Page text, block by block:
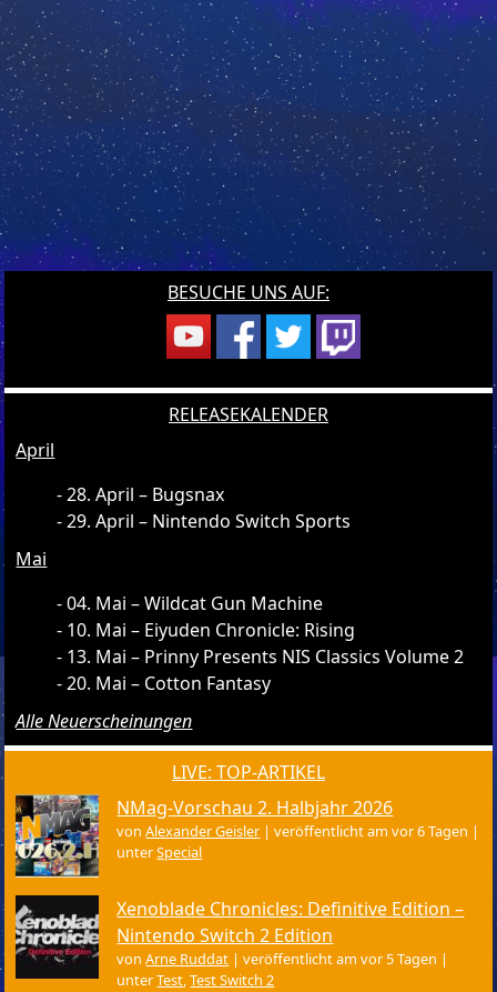
BESUCHE UNS AUF:
RELEASEKALENDER
April
28. April – Bugsnax
29. April – Nintendo Switch Sports
Mai
04. Mai – Wildcat Gun Machine
10. Mai – Eiyuden Chronicle: Rising
13. Mai – Prinny Presents NIS Classics Volume 2
20. Mai – Cotton Fantasy
Alle Neuerscheinungen
LIVE: TOP-ARTIKEL
NMag-Vorschau 2. Halbjahr 2026
vonAlexander Geisler |veröffentlicht am vor 6 Tagen |
unterSpecial
Xenoblade Chronicles: Definitive Edition –
Nintendo Switch 2 Edition
vonArne Ruddat |veröffentlicht am vor 5 Tagen |
unterTest,Test Switch 2